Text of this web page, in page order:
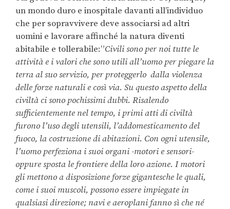
un mondo duro e inospitale davanti all’individuo
che per sopravvivere deve associarsi ad altri
uomini e lavorare affinché la natura diventi
abitabile e tollerabile:”Civili sono per noi tutte le
attività e i valori che sono utili all’uomo per piegare la
terra al suo servizio, per proteggerlo dalla violenza
delle forze naturali e così via. Su questo aspetto della
civiltà ci sono pochissimi dubbi. Risalendo
sufficientemente nel tempo, i primi atti di civiltà
furono l’uso degli utensili, l’addomesticamento del
fuoco, la costruzione di abitazioni. Con ogni utensile,
l’uomo perfeziona i suoi organi -motori e sensori-
oppure sposta le frontiere della loro azione. I motori
gli mettono a disposizione forze gigantesche le quali,
come i suoi muscoli, possono essere impiegate in
qualsiasi direzione; navi e aeroplani fanno sì che né